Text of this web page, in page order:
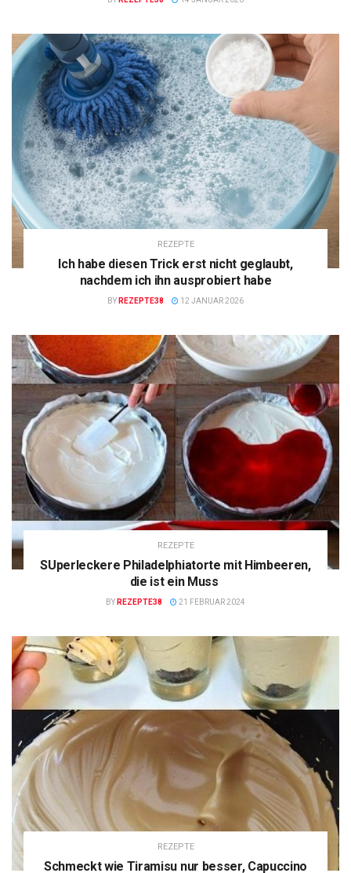
REZEPTE
Ich habe diesen Trick erst nicht geglaubt,
nachdem ich ihn ausprobiert habe
BY REZEPTE38 12 JANUAR 2026
REZEPTE
SUperleckere Philadelphiatorte mit Himbeeren,
die ist ein Muss
BY REZEPTE38 21 FEBRUAR 2024
REZEPTE
Schmeckt wie Tiramisu nur besser, Capuccino